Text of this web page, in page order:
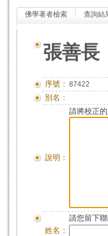
佛學著者檢索 查詢結
張善長
序號： 87422
別名：
說明：
請將校正
請您留下
姓名：